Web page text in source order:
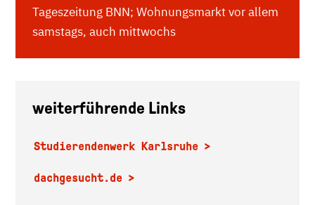
Tageszeitung BNN; Wohnungsmarkt vor allem
samstags, auch mittwochs
weiterführende Links
Studierendenwerk Karlsruhe
dachgesucht.de